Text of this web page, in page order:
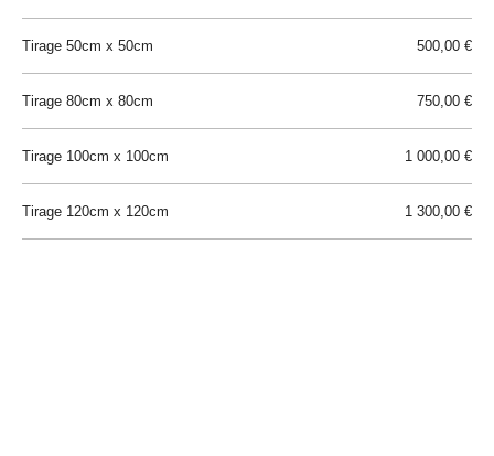
Tirage 50cm x 50cm 500,00 €
Tirage 80cm x 80cm 750,00 €
Tirage 100cm x 100cm 1 000,00 €
Tirage 120cm x 120cm 1 300,00 €